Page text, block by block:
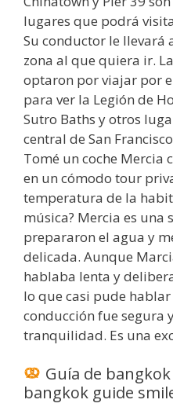
lugares que podrá
Su conductor le llevará
zona al que quiera ir.
optaron por viajar por
para ver la Legión de
Sutro Baths y otros
central de San
Tomé un coche Mercia
en un cómodo tour
temperatura de la
música? Mercia es una
prepararon el agua y
delicada. Aunque
hablaba lenta y
lo que casi pude
conducción fue segura
tranquilidad. Es una
Guía de
bangkok guide